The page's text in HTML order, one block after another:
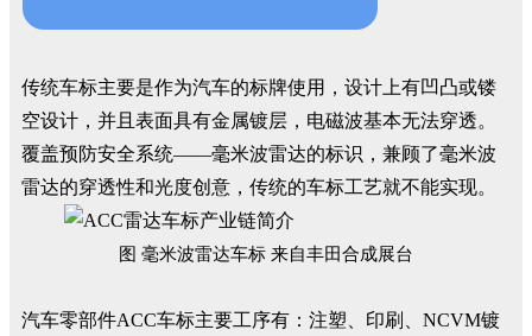
传统车标主要是作为汽车的标牌使用，设计上有凹凸或镂
空设计，并且表面具有金属镀层，电磁波基本无法穿透。
覆盖预防安全系统——毫米波雷达的标识，兼顾了毫米波
雷达的穿透性和光度创意，传统的车标工艺就不能实现。
图 毫米波雷达车标 来自丰田合成展台
汽车零部件ACC车标主要工序有：注塑、印刷、NCVM镀